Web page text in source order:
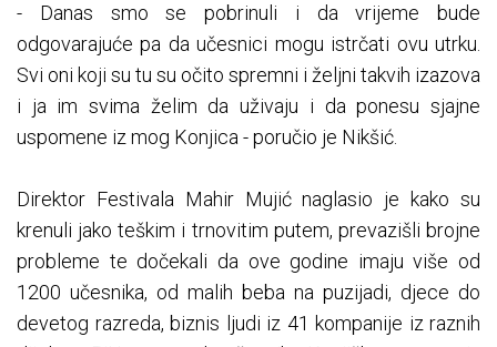
- Danas smo se pobrinuli i da vrijeme bude
odgovarajuće pa da učesnici mogu istrčati ovu utrku.
Svi oni koji su tu su očito spremni i željni takvih izazova
i ja im svima želim da uživaju i da ponesu sjajne
uspomene iz mog Konjica - poručio je Nikšić.
Direktor Festivala Mahir Mujić naglasio je kako su
krenuli jako teškim i trnovitim putem, prevazišli brojne
probleme te dočekali da ove godine imaju više od
1200 učesnika, od malih beba na puzijadi, djece do
devetog razreda, biznis ljudi iz 41 kompanije iz raznih